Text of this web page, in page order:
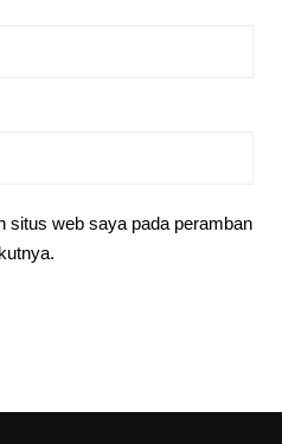
situs web saya pada peramban